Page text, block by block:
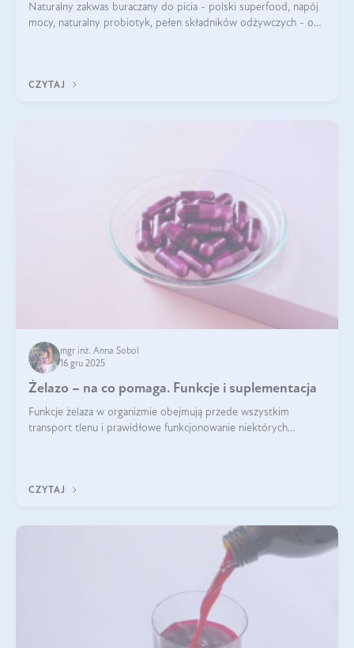
Naturalny zakwas buraczany do picia - polski superfood, napój
mocy, naturalny probiotyk, pełen składników odżywczych - o
CZYTAJ
mgr inż. Anna Sobol
16 gru 2025
Żelazo – na co pomaga. Funkcje i suplementacja
Funkcje żelaza w organizmie obejmują przede wszystkim
transport tlenu i prawidłowe funkcjonowanie niektórych
CZYTAJ